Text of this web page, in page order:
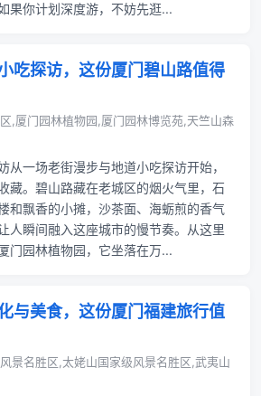
果你计划深度游，不妨先逛...
吃探访，这份厦门碧山路值得
,厦门园林植物园,厦门园林博览苑,天竺山森
从一场老街漫步与地道小吃探访开始，
藏。碧山路藏在老城区的烟火气里，石
和飘香的小摊，沙茶面、海蛎煎的香气
人瞬间融入这座城市的慢节奏。从这里
门园林植物园，它坐落在万...
与美食，这份厦门福建旅行值
景名胜区,太姥山国家级风景名胜区,武夷山